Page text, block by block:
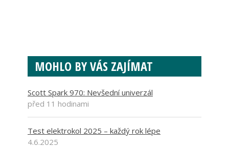
MOHLO BY VÁS ZAJÍMAT
Scott Spark 970: Nevšední univerzál
před 11 hodinami
Test elektrokol 2025 – každý rok lépe
4.6.2025